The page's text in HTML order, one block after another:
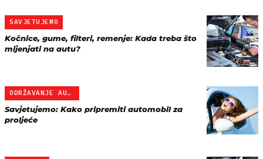
SAVJETUJEMO
Kočnice, gume, filteri, remenje: Kada treba što
mijenjati na autu?
ODRŽAVANJE AUTA
Savjetujemo: Kako pripremiti automobil za
proljeće